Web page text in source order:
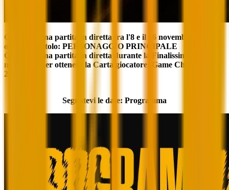
Guardate una partita in diretta fra l'8 e il 16 novembre per
ottenere il titolo: PERSONAGGIO PRINCIPALE
Guardate una partita in diretta durante la Finalissima del 17
novembre per ottenere la Carta giocatore: Game Changers
2024
Segnatevi le date: Programma